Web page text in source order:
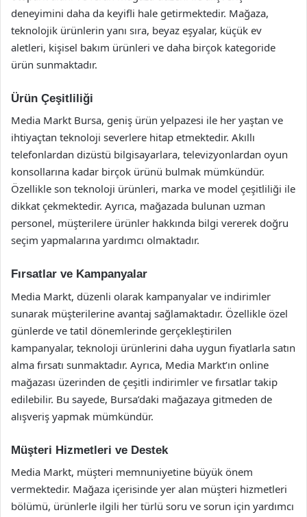
deneyimini daha da keyifli hale getirmektedir. Mağaza,
teknolojik ürünlerin yanı sıra, beyaz eşyalar, küçük ev
aletleri, kişisel bakım ürünleri ve daha birçok kategoride
ürün sunmaktadır.
Ürün Çeşitliliği
Media Markt Bursa, geniş ürün yelpazesi ile her yaştan ve
ihtiyaçtan teknoloji severlere hitap etmektedir. Akıllı
telefonlardan dizüstü bilgisayarlara, televizyonlardan oyun
konsollarına kadar birçok ürünü bulmak mümkündür.
Özellikle son teknoloji ürünleri, marka ve model çeşitliliği ile
dikkat çekmektedir. Ayrıca, mağazada bulunan uzman
personel, müşterilere ürünler hakkında bilgi vererek doğru
seçim yapmalarına yardımcı olmaktadır.
Fırsatlar ve Kampanyalar
Media Markt, düzenli olarak kampanyalar ve indirimler
sunarak müşterilerine avantaj sağlamaktadır. Özellikle özel
günlerde ve tatil dönemlerinde gerçekleştirilen
kampanyalar, teknoloji ürünlerini daha uygun fiyatlarla satın
alma fırsatı sunmaktadır. Ayrıca, Media Markt’ın online
mağazası üzerinden de çeşitli indirimler ve fırsatlar takip
edilebilir. Bu sayede, Bursa’daki mağazaya gitmeden de
alışveriş yapmak mümkündür.
Müşteri Hizmetleri ve Destek
Media Markt, müşteri memnuniyetine büyük önem
vermektedir. Mağaza içerisinde yer alan müşteri hizmetleri
bölümü, ürünlerle ilgili her türlü soru ve sorun için yardımcı